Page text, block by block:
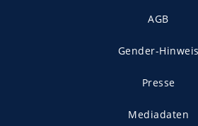
AGB
Gender-Hinweis
Presse
Mediadaten